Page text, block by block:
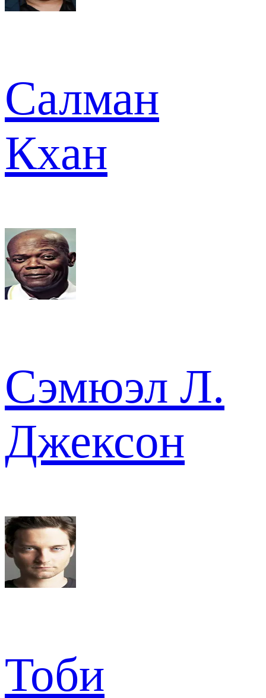
Салман
Кхан
Сэмюэл Л.
Джексон
Тоби